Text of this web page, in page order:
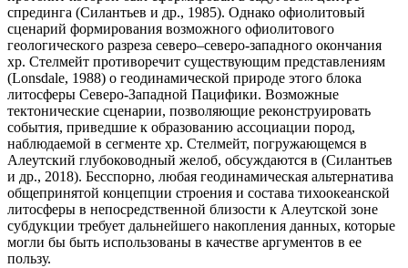
спрединга (Силантьев и др., 1985). Однако офиолитовый
сценарий формирования возможного офиолитового
геологического разреза северо–северо-западного окончания
хр. Стелмейт противоречит существующим представлениям
(Lonsdale, 1988) о геодинамической природе этого блока
литосферы Северо-Западной Пацифики. Возможные
тектонические сценарии, позволяющие реконструировать
события, приведшие к образованию ассоциации пород,
наблюдаемой в сегменте хр. Стелмейт, погружающемся в
Алеутский глубоководный желоб, обсуждаются в (Силантьев
и др., 2018). Бесспорно, любая геодинамическая альтернатива
общепринятой концепции строения и состава тихоокеанской
литосферы в непосредственной близости к Алеутской зоне
субдукции требует дальнейшего накопления данных, которые
могли бы быть использованы в качестве аргументов в ее
пользу.